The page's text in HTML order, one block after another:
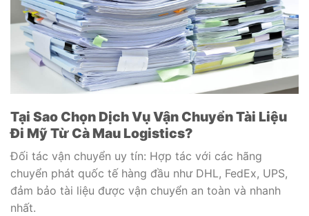
Tại Sao Chọn Dịch Vụ Vận Chuyển Tài Liệu
Đi Mỹ Từ Cà Mau Logistics?
Đối tác vận chuyển uy tín: Hợp tác với các hãng
chuyển phát quốc tế hàng đầu như DHL, FedEx, UPS,
đảm bảo tài liệu được vận chuyển an toàn và nhanh
nhất.